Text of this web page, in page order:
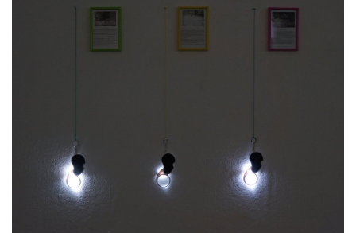
потому, что абсолютный повтор невозможен.
Даже если мы полностью буквально до
Различие можно создавать специально, так
сказать, сознательно. В истории искусства
ХХ века были художественные направления,